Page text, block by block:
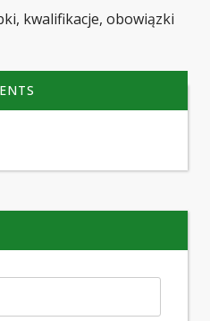
kwalifikacje, obowiązki